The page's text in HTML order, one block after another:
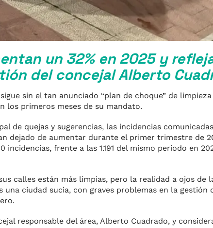
un 32% en 2025 y
del concejal Alberto
sin el tan anunciado “plan de choque” de
los primeros meses de su mandato.
de quejas y sugerencias, las incidencias
dejado de aumentar durante el primer trimestre de
frente a las 1.191 del mismo periodo en
calles están más limpias, pero la realidad a ojos de
ciudad sucia, con graves problemas en la gestión
responsable del área, Alberto Cuadrado, y